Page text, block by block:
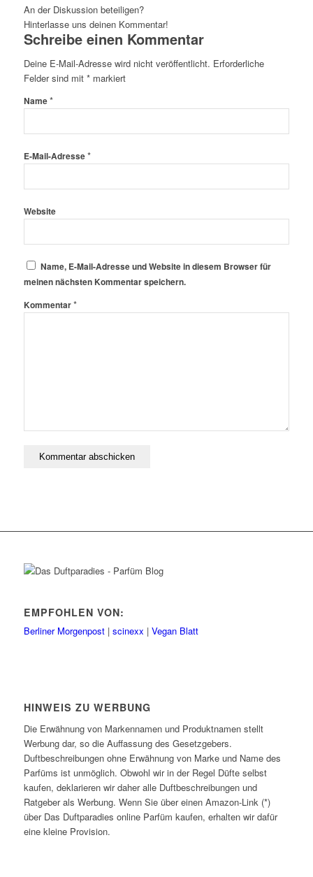
An der Diskussion beteiligen?
Hinterlasse uns deinen Kommentar!
Schreibe einen Kommentar
Deine E-Mail-Adresse wird nicht veröffentlicht. Erforderliche
Felder sind mit *markiert
Name*
E-Mail-Adresse*
Website
Name, E-Mail-Adresse und Website in diesem Browser für
meinen nächsten Kommentar speichern.
Kommentar*
EMPFOHLEN VON:
Berliner Morgenpost | scinexx | Vegan Blatt
HINWEIS ZU WERBUNG
Die Erwähnung von Markennamen und Produktnamen stellt
Werbung dar, so die Auffassung des Gesetzgebers.
Duftbeschreibungen ohne Erwähnung von Marke und Name des
Parfüms ist unmöglich. Obwohl wir in der Regel Düfte selbst
kaufen, deklarieren wir daher alle Duftbeschreibungen und
Ratgeber als Werbung. Wenn Sie über einen Amazon-Link (*)
über Das Duftparadies online Parfüm kaufen, erhalten wir dafür
eine kleine Provision.